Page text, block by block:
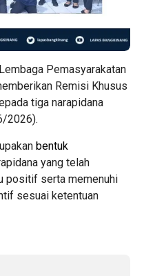
Pemasyarakatan
Remisi Khusus
tiga narapidana
2026).
bentuk
yang telah
positif serta memenuhi
sesuai ketentuan